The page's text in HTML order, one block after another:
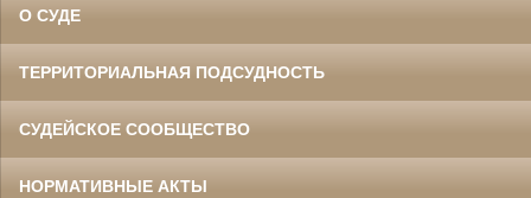
О СУДЕ
ТЕРРИТОРИАЛЬНАЯ ПОДСУДНОСТЬ
СУДЕЙСКОЕ СООБЩЕСТВО
НОРМАТИВНЫЕ АКТЫ